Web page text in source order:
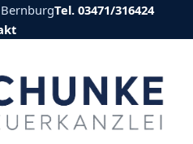
BernburgTel. 03471/316424